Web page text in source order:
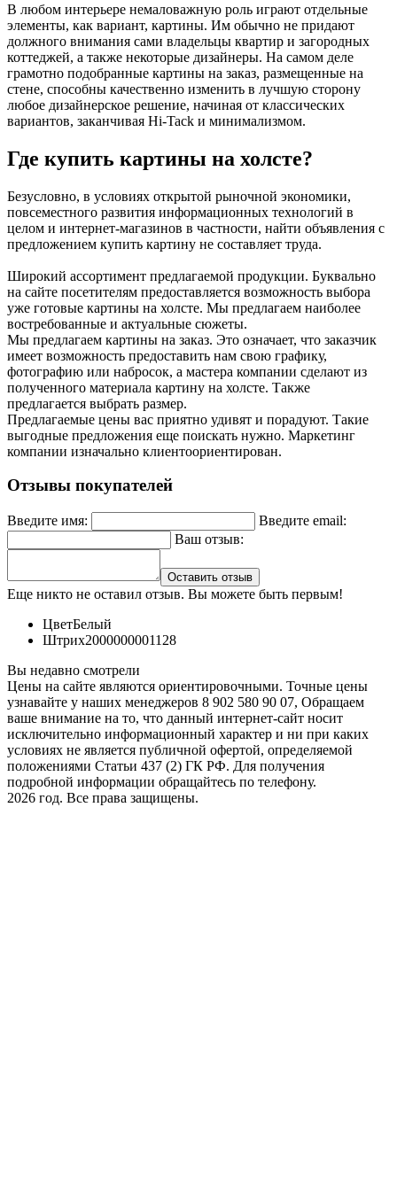
В любом интерьере немаловажную роль играют отдельные
элементы, как вариант, картины. Им обычно не придают
должного внимания сами владельцы квартир и загородных
коттеджей, а также некоторые дизайнеры. На самом деле
грамотно подобранные картины на заказ, размещенные на
стене, способны качественно изменить в лучшую сторону
любое дизайнерское решение, начиная от классических
вариантов, заканчивая Hi-Tack и минимализмом.
Где купить картины на холсте?
Безусловно, в условиях открытой рыночной экономики,
повсеместного развития информационных технологий в
целом и интернет-магазинов в частности, найти объявления с
предложением купить картину не составляет труда.
Широкий ассортимент предлагаемой продукции. Буквально
на сайте посетителям предоставляется возможность выбора
уже готовые картины на холсте. Мы предлагаем наиболее
востребованные и актуальные сюжеты.
Мы предлагаем картины на заказ. Это означает, что заказчик
имеет возможность предоставить нам свою графику,
фотографию или набросок, а мастера компании сделают из
полученного материала картину на холсте. Также
предлагается выбрать размер.
Предлагаемые цены вас приятно удивят и порадуют. Такие
выгодные предложения еще поискать нужно. Маркетинг
компании изначально клиентоориентирован.
Отзывы покупателей
Введите имя:
Введите email:
Ваш отзыв:
Оставить отзыв
Еще никто не оставил отзыв. Вы можете быть первым!
ЦветБелый
Штрих2000000001128
Вы недавно смотрели
Цены на сайте являются ориентировочными. Точные цены
узнавайте у наших менеджеров 8 902 580 90 07, Обращаем
ваше внимание на то, что данный интернет-сайт носит
исключительно информационный характер и ни при каких
условиях не является публичной офертой, определяемой
положениями Статьи 437 (2) ГК РФ. Для получения
подробной информации обращайтесь по телефону.
2026 год. Все права защищены.